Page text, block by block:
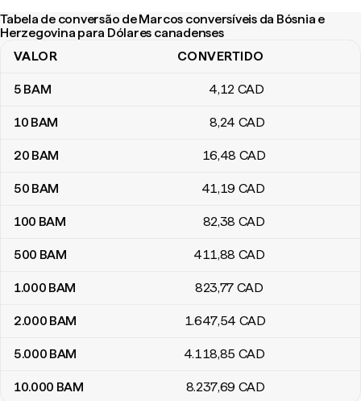
Tabela de conversão de Marcos conversíveis da Bósnia e
Herzegovina para Dólares canadenses
Tabela de conversão de Marcos conversíveis da Bósnia e
VALOR CONVERTIDO
5 BAM 4,12 CAD
10 BAM 8,24 CAD
20 BAM 16,48 CAD
50 BAM 41,19 CAD
100 BAM 82,38 CAD
500 BAM 411,88 CAD
1.000 BAM 823,77 CAD
2.000 BAM 1.647,54 CAD
5.000 BAM 4.118,85 CAD
10.000 BAM 8.237,69 CAD